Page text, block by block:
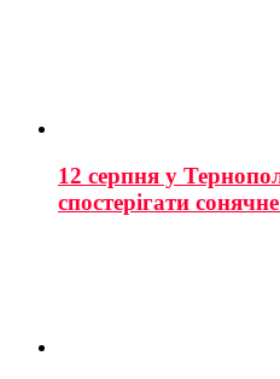
12 серпня у
спостерігати